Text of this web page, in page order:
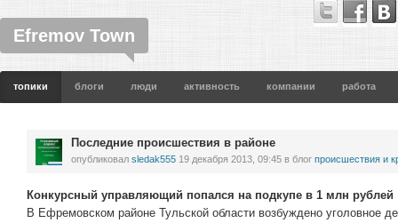
Efremov Town
топики блоги люди активность компании работа
Последние происшествия в районе
опубликовал sledak555 19 декабря 2013, 09:45 в блог проиcшествия и
Конкурсный управляющий попался на подкупе в 1 млн рублей
В Ефремовском районе Тульской области возбуждено уголовное